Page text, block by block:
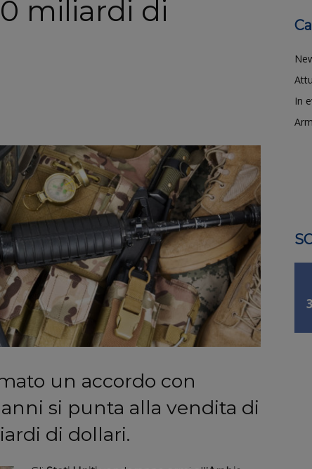
miliardi di
un accordo con
anni si punta alla vendita di
di dollari.
In